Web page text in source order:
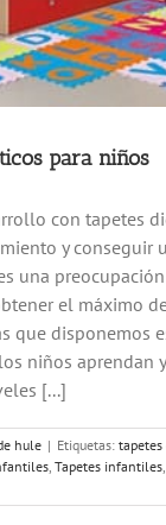
para niños
con tapetes
y conseguir
una
el máximo
que disponemos
niños aprendan
[...]
hule | Etiquetas: tapetes
Tapetes infantiles